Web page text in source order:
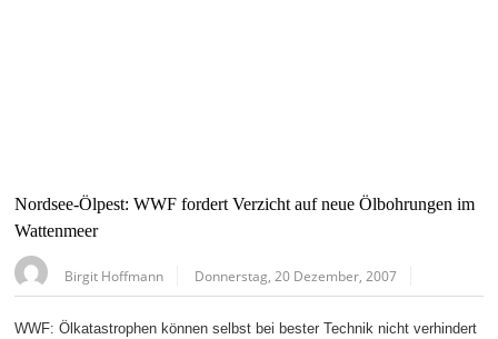
Nordsee-Ölpest: WWF fordert Verzicht auf neue Ölbohrungen im
Wattenmeer
Birgit Hoffmann Donnerstag, 20 Dezember, 2007
WWF: Ölkatastrophen können selbst bei bester Technik nicht verhindert